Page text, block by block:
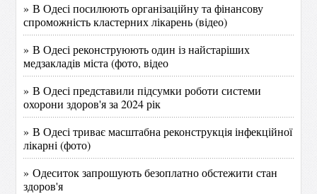
» В Одесі посилюють організаційну та фінансову
спроможність кластерних лікарень (відео)
» В Одесі реконструюють один із найстаріших
медзакладів міста (фото, відео
» В Одесі представили підсумки роботи системи
охорони здоров'я за 2024 рік
» В Одесі триває масштабна реконструкція інфекційної
лікарні (фото)
» Одеситок запрошують безоплатно обстежити стан
здоров'я